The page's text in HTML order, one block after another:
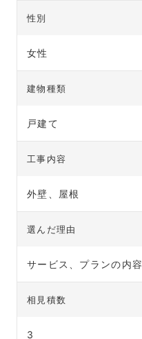
性別
女性
建物種類
戸建て
工事内容
外壁、屋根
選んだ理由
サービス、プランの内容
相見積数
3